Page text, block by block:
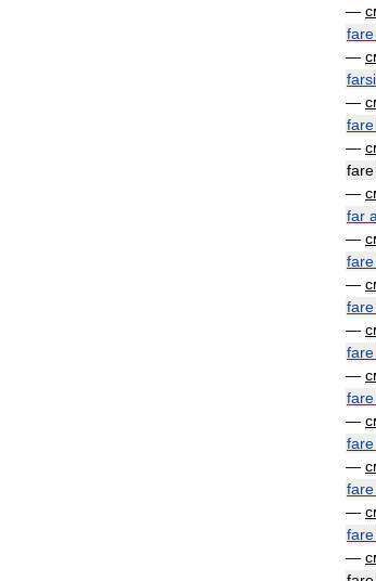
—
fare
—
farsi
—
fare
—
fare
—
far
—
fare
—
fare
—
fare
—
fare
—
fare
—
fare
—
fare
—